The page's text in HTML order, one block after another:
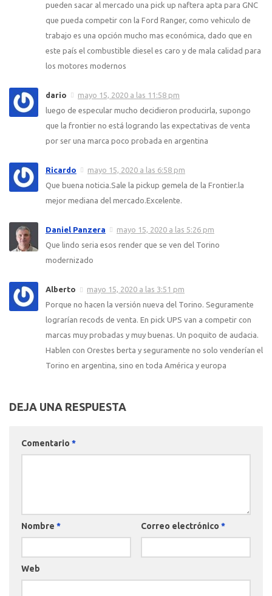
pueden sacar al mercado una pick up naftera apta para GNC
que pueda competir con la Ford Ranger, como vehiculo de
trabajo es una opción mucho mas económica, dado que en
este país el combustible diesel es caro y de mala calidad para
los motores modernos
dario
mayo 15, 2020 a las 11:58 pm
luego de especular mucho decidieron producirla, supongo
que la frontier no está logrando las expectativas de venta
por ser una marca poco probada en argentina
Ricardo
mayo 15, 2020 a las 6:58 pm
Que buena noticia.Sale la pickup gemela de la Frontier.la
mejor mediana del mercado.Excelente.
Daniel Panzera
mayo 15, 2020 a las 5:26 pm
Que lindo seria esos render que se ven del Torino
modernizado
Alberto
mayo 15, 2020 a las 3:51 pm
Porque no hacen la versión nueva del Torino. Seguramente
lograrían recods de venta. En pick UPS van a competir con
marcas muy probadas y muy buenas. Un poquito de audacia.
Hablen con Orestes berta y seguramente no solo venderían el
Torino en argentina, sino en toda América y europa
DEJA UNA RESPUESTA
Comentario *
Nombre * Correo electrónico *
Web